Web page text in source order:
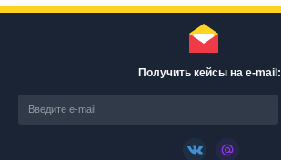
Получить кейсы на e-mail: